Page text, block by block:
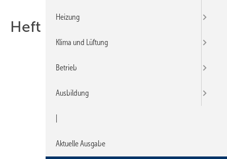
Heft 11-2010
Heizung
Klima und Lüftung
Betrieb
Ausbildung
Aktuelle Ausgabe